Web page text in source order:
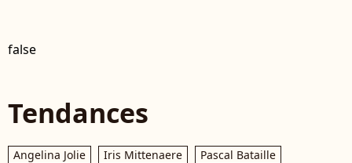
false
Tendances
Angelina Jolie Iris Mittenaere
Pascal Bataille